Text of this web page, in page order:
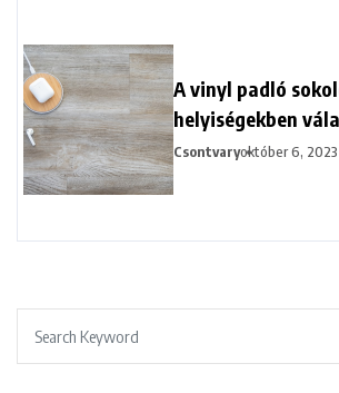
A vinyl padló
helyiségekben
burkolatot?
Csontvaryoktóber 6, 2023